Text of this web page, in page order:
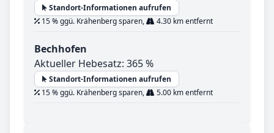
Standort-Informationen aufrufen
15 % ggü. Krähenberg sparen,
4.30 km entfernt
Bechhofen
Aktueller Hebesatz: 365 %
Standort-Informationen aufrufen
15 % ggü. Krähenberg sparen,
5.00 km entfernt